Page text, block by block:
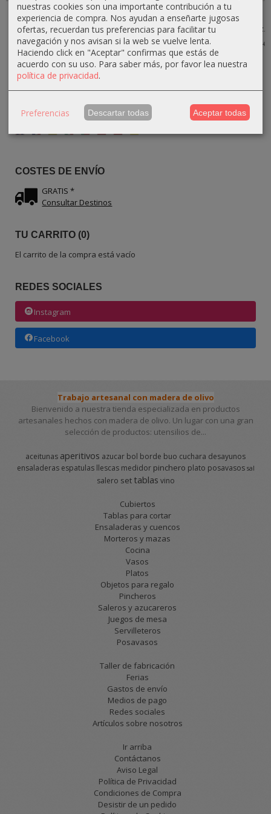
IDIOMA
COSTES DE ENVÍO
GRATIS *
Consultar Destinos
TU CARRITO (0)
El carrito de la compra está vacío
REDES SOCIALES
Instagram
Facebook
Pinchero
Carrusel
Rústico de
Madera...
22,95 €27,00 €
Pinchero
Palillero en
Forma de...
22,50 €25,00 €
Palillero
Pinchero en
Forma de...
22,50 €25,00 €
Pinchero
Palillero en
Forma de Pez...
25,00 €
Trabajo artesanal con madera de olivo
Bienvenido a nuestra tienda especializada en productos
artesanales hechos con madera de olivo. Un lugar con una gran
selección de productos: utensilios de...
aceitunas aperitivos azucar bol borde buo cuchara desayunos
ensaladeras espatulas llescas medidor pinchero plato posavasos sal
salero set tablas vino
Cubiertos
Tablas para cortar
Ensaladeras y cuencos
Morteros y mazas
Cocina
Vasos
Platos
Objetos para regalo
Pincheros
Saleros y azucareros
Juegos de mesa
Servilleteros
Posavasos
Taller de fabricación
Ferias
Gastos de envío
Medios de pago
Redes sociales
Artículos sobre nosotros
Ir arriba
Contáctanos
Aviso Legal
Política de Privacidad
Condiciones de Compra
Desistir de un pedido
nuestras cookies son una importante contribución a tu
experiencia de compra. Nos ayudan a enseñarte jugosas
ofertas, recuerdan tus preferencias para facilitar tu
navegación y nos avisan si la web se vuelve lenta.
Haciendo click en "Aceptar" confirmas que estás de
acuerdo con su uso. Para saber más, por favor lea nuestra
política de privacidad.
Preferencias Descartar todas Aceptar todas